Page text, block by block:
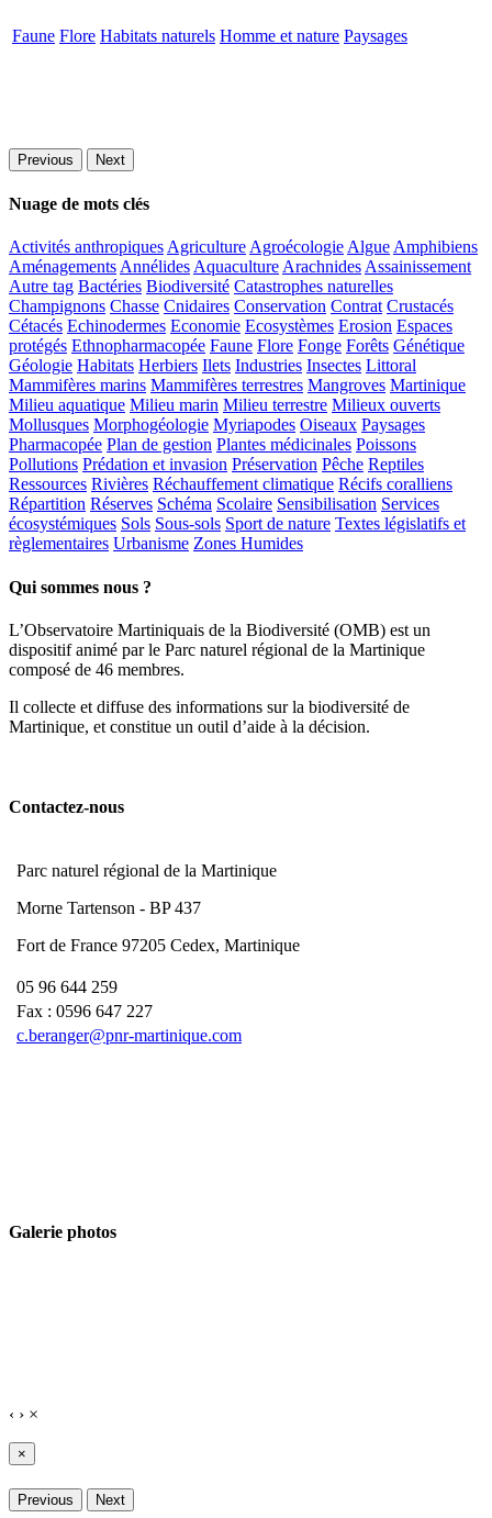
Faune Flore Habitats naturels Homme et nature Paysages
Previous Next
Nuage de mots clés
Activités anthropiques Agriculture Agroécologie Algue Amphibiens
Aménagements Annélides Aquaculture Arachnides Assainissement
Autre tag Bactéries Biodiversité Catastrophes naturelles
Champignons Chasse Cnidaires Conservation Contrat Crustacés
Cétacés Echinodermes Economie Ecosystèmes Erosion Espaces
protégés Ethnopharmacopée Faune Flore Fonge Forêts Génétique
Géologie Habitats Herbiers Ilets Industries Insectes Littoral
Mammifères marins Mammifères terrestres Mangroves Martinique
Milieu aquatique Milieu marin Milieu terrestre Milieux ouverts
Mollusques Morphogéologie Myriapodes Oiseaux Paysages
Pharmacopée Plan de gestion Plantes médicinales Poissons
Pollutions Prédation et invasion Préservation Pêche Reptiles
Ressources Rivières Réchauffement climatique Récifs coralliens
Répartition Réserves Schéma Scolaire Sensibilisation Services
écosystémiques Sols Sous-sols Sport de nature Textes législatifs et
règlementaires Urbanisme Zones Humides
Qui sommes nous ?
L’Observatoire Martiniquais de la Biodiversité (OMB) est un
dispositif animé par le Parc naturel régional de la Martinique
composé de 46 membres.
Il collecte et diffuse des informations sur la biodiversité de
Martinique, et constitue un outil d’aide à la décision.
Contactez-nous
Parc naturel régional de la Martinique
Morne Tartenson - BP 437
Fort de France 97205 Cedex, Martinique
05 96 644 259
Fax : 0596 647 227
c.beranger@pnr-martinique.com
Galerie photos
‹ › ×
×
Previous Next